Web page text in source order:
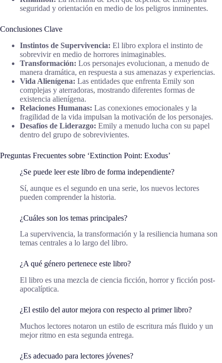
seguridad y orientación en medio de los peligros inminentes.
Conclusiones Clave
Instintos de Supervivencia: El libro explora el instinto de
sobrevivir en medio de horrores inimaginables.
Transformación: Los personajes evolucionan, a menudo de
manera dramática, en respuesta a sus amenazas y experiencias.
Vida Alienígena: Las entidades que enfrenta Emily son
complejas y aterradoras, mostrando diferentes formas de
existencia alienígena.
Relaciones Humanas: Las conexiones emocionales y la
fragilidad de la vida impulsan la motivación de los personajes.
Desafíos de Liderazgo: Emily a menudo lucha con su papel
dentro del grupo de sobrevivientes.
Preguntas Frecuentes sobre ‘Extinction Point: Exodus’
¿Se puede leer este libro de forma independiente?
Sí, aunque es el segundo en una serie, los nuevos lectores
pueden comprender la historia.
¿Cuáles son los temas principales?
La supervivencia, la transformación y la resiliencia humana son
temas centrales a lo largo del libro.
¿A qué género pertenece este libro?
El libro es una mezcla de ciencia ficción, horror y ficción post-
apocalíptica.
¿El estilo del autor mejora con respecto al primer libro?
Muchos lectores notaron un estilo de escritura más fluido y un
mejor ritmo en esta segunda entrega.
¿Es adecuado para lectores jóvenes?